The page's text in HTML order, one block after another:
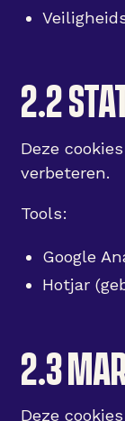
2.2
Deze
verbeteren.
Tools:
Google
Hotjar
2.3
Deze